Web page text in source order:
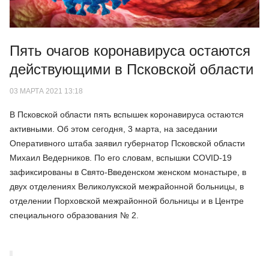
Пять очагов коронавируса остаются
действующими в Псковской области
03 МАРТА 2021 13:18
В Псковской области пять вспышек коронавируса остаются
активными. Об этом сегодня, 3 марта, на заседании
Оперативного штаба заявил губернатор Псковской области
Михаил Ведерников. По его словам, вспышки COVID-19
зафиксированы в Свято-Введенском женском монастыре, в
двух отделениях Великолукской межрайонной больницы, в
отделении Порховской межрайонной больницы и в Центре
специального образования № 2.